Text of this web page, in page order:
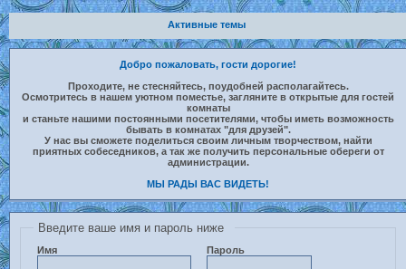
Активные темы
Добро пожаловать, гости дорогие!
Проходите, не стесняйтесь, поудобней располагайтесь.
Осмотритесь в нашем уютном поместье, загляните в открытые для гостей
комнаты
и станьте нашими постоянными посетителями, чтобы иметь возможность
бывать в комнатах "для друзей".
У нас вы сможете поделиться своим личным творчеством, найти
приятных собеседников, а так же получить персональные обереги от
администрации.
МЫ РАДЫ ВАС ВИДЕТЬ!
Введите ваше имя и пароль ниже
Имя Пароль